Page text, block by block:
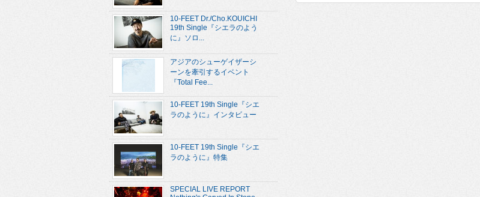
10-FEET Dr./Cho.KOUICHI
19th Single『シエラのよう
に』ソロ...
アジアのシューゲイザーシ
ーンを牽引するイベント
『Total Fee...
10-FEET 19th Single『シエ
ラのように』インタビュー
10-FEET 19th Single『シエ
ラのように』特集
SPECIAL LIVE REPORT